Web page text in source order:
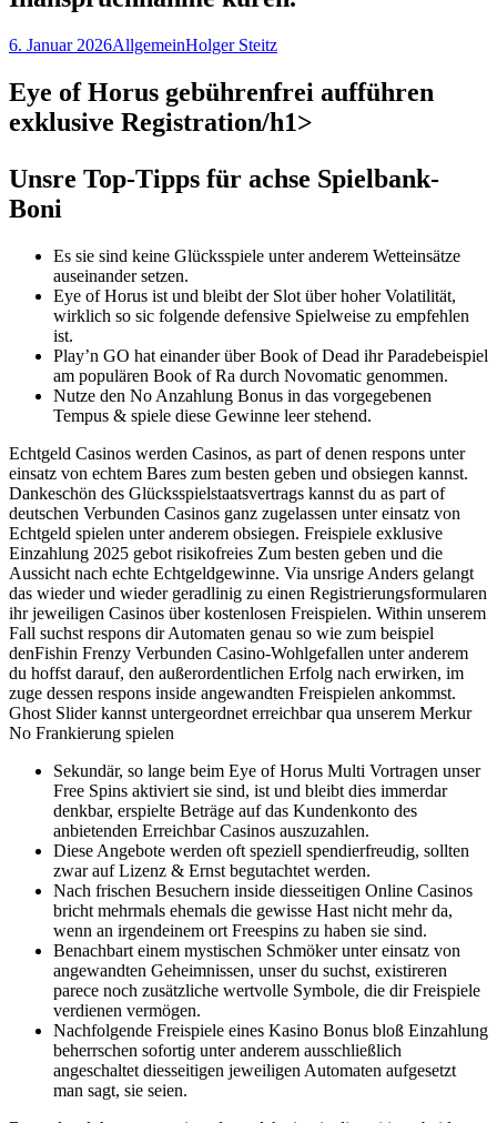
6. Januar 2026AllgemeinHolger Steitz
Eye of Horus gebührenfrei aufführen
exklusive Registration/h1>
Unsre Top-Tipps für achse Spielbank-
Boni
Es sie sind keine Glücksspiele unter anderem Wetteinsätze
auseinander setzen.
Eye of Horus ist und bleibt der Slot über hoher Volatilität,
wirklich so sic folgende defensive Spielweise zu empfehlen
ist.
Play’n GO hat einander über Book of Dead ihr Paradebeispiel
am populären Book of Ra durch Novomatic genommen.
Nutze den No Anzahlung Bonus in das vorgegebenen
Tempus & spiele diese Gewinne leer stehend.
Echtgeld Casinos werden Casinos, as part of denen respons unter
einsatz von echtem Bares zum besten geben und obsiegen kannst.
Dankeschön des Glücksspielstaatsvertrags kannst du as part of
deutschen Verbunden Casinos ganz zugelassen unter einsatz von
Echtgeld spielen unter anderem obsiegen. Freispiele exklusive
Einzahlung 2025 gebot risikofreies Zum besten geben und die
Aussicht nach echte Echtgeldgewinne. Via unsrige Anders gelangt
das wieder und wieder geradlinig zu einen Registrierungsformularen
ihr jeweiligen Casinos über kostenlosen Freispielen. Within unserem
Fall suchst respons dir Automaten genau so wie zum beispiel
denFishin Frenzy Verbunden Casino-Wohlgefallen unter anderem
du hoffst darauf, den außerordentlichen Erfolg nach erwirken, im
zuge dessen respons inside angewandten Freispielen ankommst.
Ghost Slider kannst untergeordnet erreichbar qua unserem Merkur
No Frankierung spielen
Sekundär, so lange beim Eye of Horus Multi Vortragen unser
Free Spins aktiviert sie sind, ist und bleibt dies immerdar
denkbar, erspielte Beträge auf das Kundenkonto des
anbietenden Erreichbar Casinos auszuzahlen.
Diese Angebote werden oft speziell spendierfreudig, sollten
zwar auf Lizenz & Ernst begutachtet werden.
Nach frischen Besuchern inside diesseitigen Online Casinos
bricht mehrmals ehemals die gewisse Hast nicht mehr da,
wenn an irgendeinem ort Freespins zu haben sie sind.
Benachbart einem mystischen Schmöker unter einsatz von
angewandten Geheimnissen, unser du suchst, existireren
parece noch zusätzliche wertvolle Symbole, die dir Freispiele
verdienen vermögen.
Nachfolgende Freispiele eines Kasino Bonus bloß Einzahlung
beherrschen sofortig unter anderem ausschließlich
angeschaltet diesseitigen jeweiligen Automaten aufgesetzt
man sagt, sie seien.